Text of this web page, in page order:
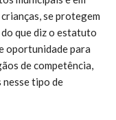
se protegem
que diz o estatuto
oportunidade para
de competência,
nesse tipo de